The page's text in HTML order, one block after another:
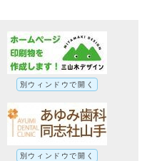
別ウィンドウで開く
別ウィンドウで開く